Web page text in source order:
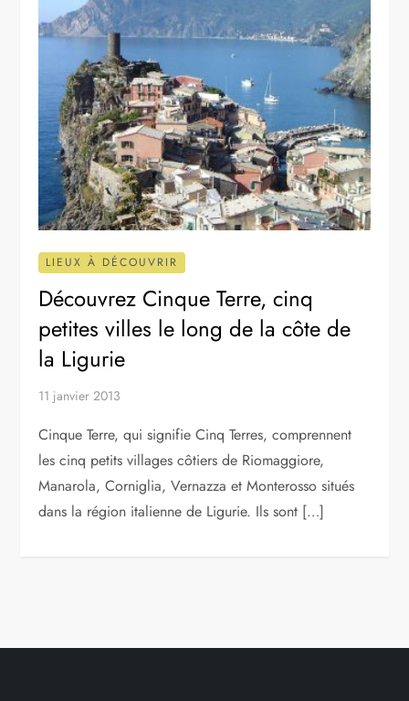
LIEUX À DÉCOUVRIR
Découvrez Cinque Terre, cinq
petites villes le long de la côte de
la Ligurie
11 janvier 2013
Cinque Terre, qui signifie Cinq Terres, comprennent
les cinq petits villages côtiers de Riomaggiore,
Manarola, Corniglia, Vernazza et Monterosso situés
dans la région italienne de Ligurie. Ils sont […]